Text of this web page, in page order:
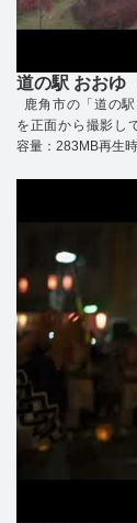
道の駅 おおゆ
（ダウンロー
鹿角市の「道の
を正面から撮影し
容量：283MB再生